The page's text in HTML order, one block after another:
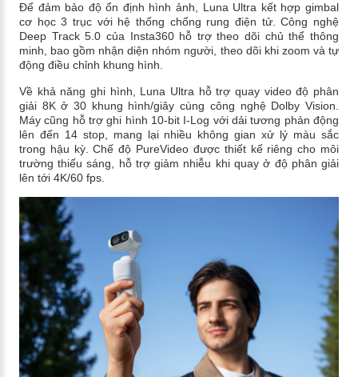
Để đảm bảo độ ổn định hình ảnh, Luna Ultra kết hợp gimbal
cơ học 3 trục với hệ thống chống rung điện tử. Công nghệ
Deep Track 5.0 của Insta360 hỗ trợ theo dõi chủ thể thông
minh, bao gồm nhận diện nhóm người, theo dõi khi zoom và tự
động điều chỉnh khung hình.
Về khả năng ghi hình, Luna Ultra hỗ trợ quay video độ phân
giải 8K ở 30 khung hình/giây cùng công nghệ Dolby Vision.
Máy cũng hỗ trợ ghi hình 10-bit I-Log với dải tương phản động
lên đến 14 stop, mang lại nhiều không gian xử lý màu sắc
trong hậu kỳ. Chế độ PureVideo được thiết kế riêng cho môi
trường thiếu sáng, hỗ trợ giảm nhiễu khi quay ở độ phân giải
lên tới 4K/60 fps.